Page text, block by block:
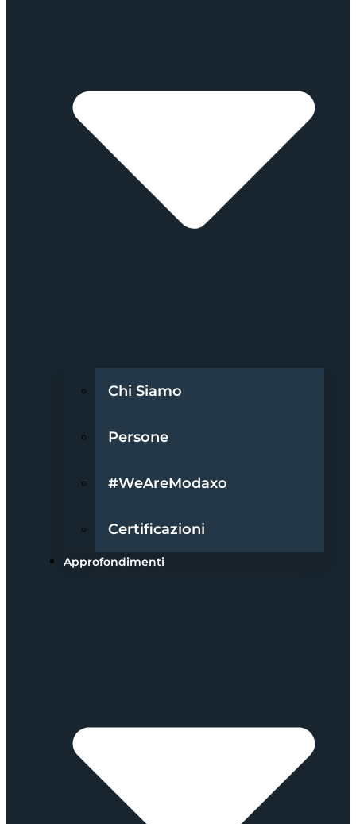
Chi Siamo
Persone
#WeAreModaxo
Certificazioni
Approfondimenti